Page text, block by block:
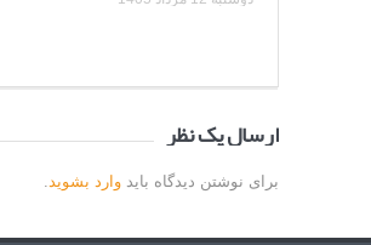
ارسال یک نظر
برای نوشتن دیدگاه بایدوارد بشوید